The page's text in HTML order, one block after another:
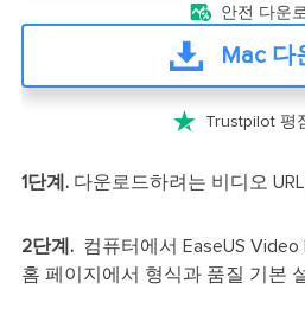
 안전 다운
Mac 다
 Trustpilot 평
1단계. 다운로드하려는 비디오
2단계. 컴퓨터에서 EaseUS
홈 페이지에서 형식과 품질 기본